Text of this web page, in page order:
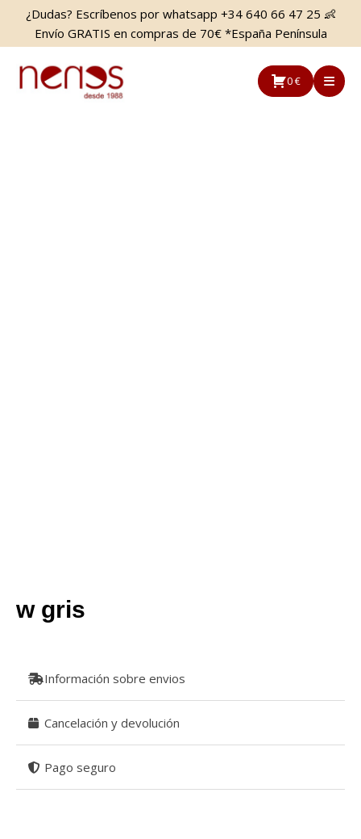
Saltar
contenido
principal
Saltar
la
barra
lateral
¿Dudas? Escríbenos por whatsapp +34 640 66 47 25 👶
Envío GRATIS en compras de 70€ *España Península
0 €
w gris
Información sobre envios
Cancelación y devolución
Pago seguro